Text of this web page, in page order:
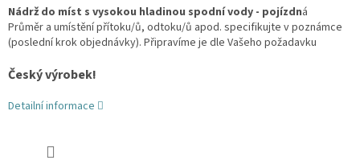
Nádrž do míst s vysokou hladinou spodní vody - pojízdná
Průměr a umístění přítoku/ů, odtoku/ů apod. specifikujte v poznámce
(poslední krok objednávky). Připravíme je dle Vašeho požadavku
Český výrobek!
Detailní informace